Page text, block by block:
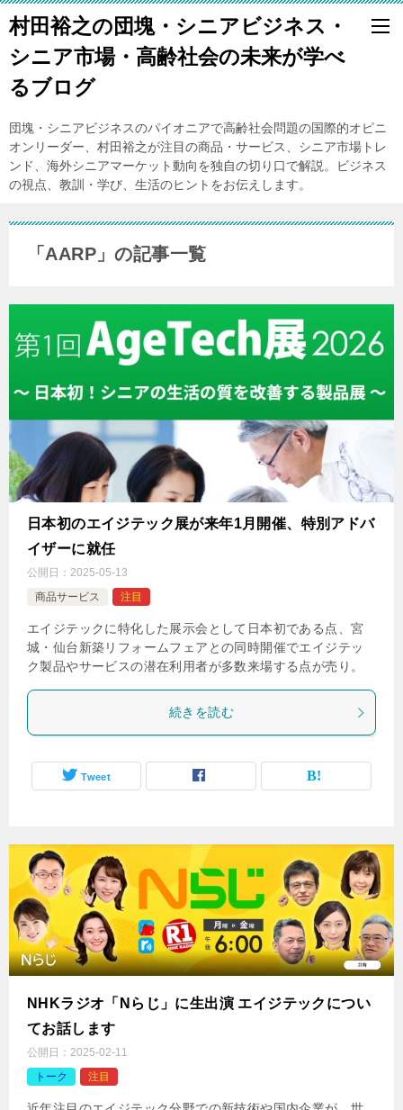
村田裕之の団塊・シニアビジネス・
シニア市場・高齢社会の未来が学べ
るブログ
団塊・シニアビジネスのパイオニアで高齢社会問題の国際的オピニ
オンリーダー、村田裕之が注目の商品・サービス、シニア市場トレ
ンド、海外シニアマーケット動向を独自の切り口で解説。ビジネス
の視点、教訓・学び、生活のヒントをお伝えします。
「AARP」の記事一覧
日本初のエイジテック展が来年1月開催、特別アドバ
イザーに就任
公開日： 2025-05-13
商品サービス
注目
エイジテックに特化した展示会として日本初である点、宮
城・仙台新築リフォームフェアとの同時開催でエイジテッ
ク製品やサービスの潜在利用者が多数来場する点が売り。
続きを読む
Tweet
NHKラジオ「Nらじ」に生出演 エイジテックについ
てお話します
公開日： 2025-02-11
トーク
注目